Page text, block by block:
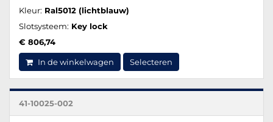
Kleur: Ral5012 (lichtblauw)
Slotsysteem: Key lock
€ 806,74
In de winkelwagen Selecteren
41-10025-002